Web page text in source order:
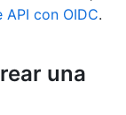
con OIDC.
una